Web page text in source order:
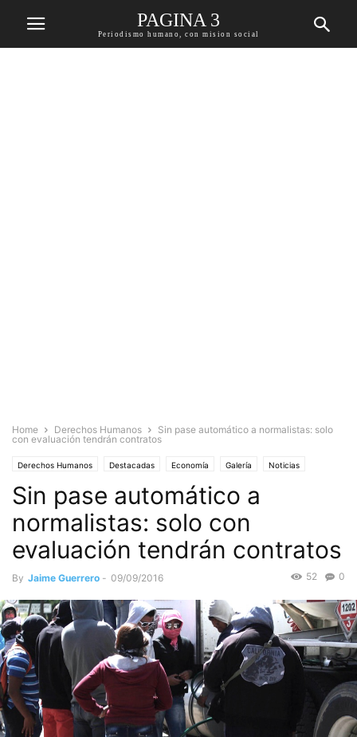
PAGINA 3
Periodismo humano, con mision social
Home Derechos Humanos
Sin pase automático a normalistas: solo
con evaluación tendrán contratos
Derechos Humanos Destacadas Economía Galería Noticias
Sociedad
Sin pase automático a
normalistas: solo con
evaluación tendrán contratos
By Jaime Guerrero - 09/09/2016 0
52